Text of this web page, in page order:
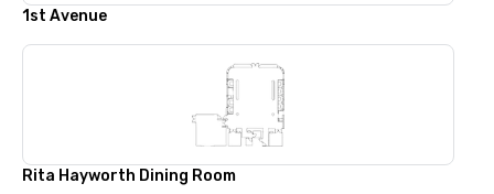
1st Avenue
Rita Hayworth Dining Room